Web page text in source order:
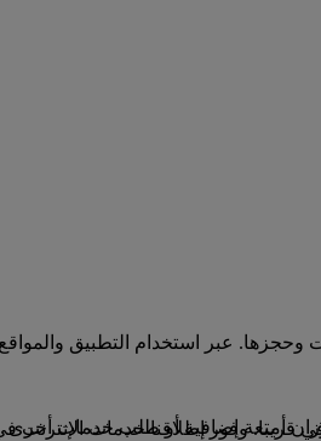
وحجزها. عبر استخدام التطبيق
أمتعة إضافية أو طلب خدمات أخرى
وفور إطلاقنا خدمات الإنترنت